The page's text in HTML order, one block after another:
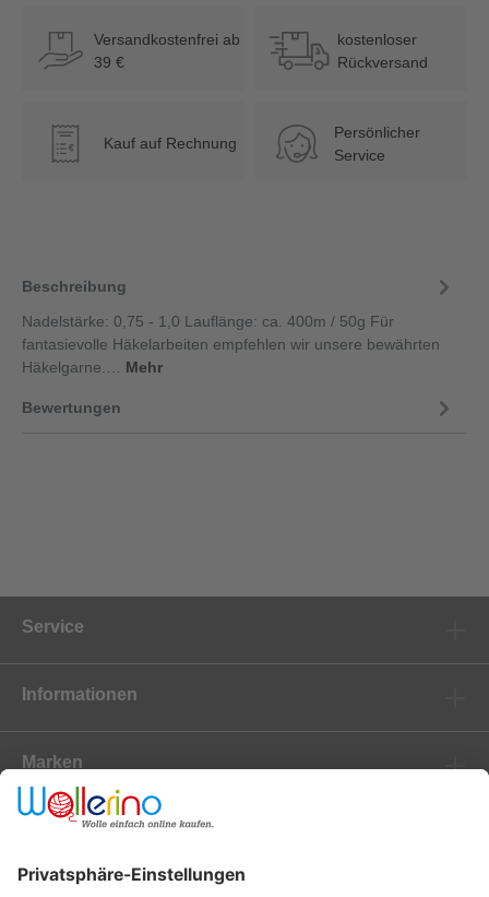
Versandkostenfrei ab
39 €
kostenloser
Rückversand
€ Kauf auf Rechnung
Persönlicher
Service
Beschreibung
Nadelstärke: 0,75 - 1,0 Lauflänge: ca. 400m / 50g Für
fantasievolle Häkelarbeiten empfehlen wir unsere bewährten
Häkelgarne.… Mehr
Bewertungen
Service
Informationen
Marken
Newsletter